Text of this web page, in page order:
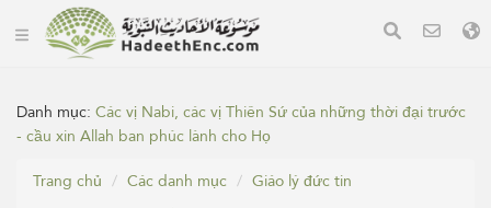
Danh mục:Các vị Nabi, các vị Thiên Sứ của những thời đại trước
- cầu xin Allah ban phúc lành cho Họ
Trang chủ
Các danh mục
Giáo lý đức tin